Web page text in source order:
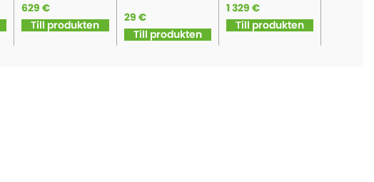
629 €
Till produkten
29 €
Till produkten
1 329 €
Till produkten